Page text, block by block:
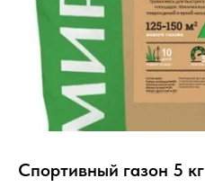
Спортивный газон 5 кг